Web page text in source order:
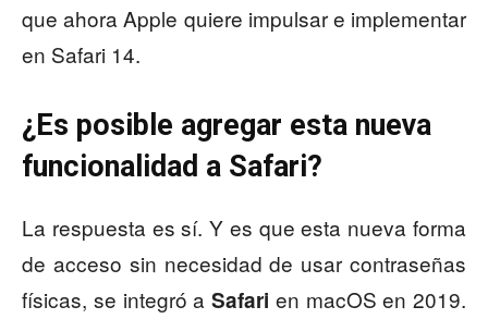
que ahora Apple quiere impulsar e implementar
en Safari 14.
¿Es posible agregar esta nueva
funcionalidad a Safari?
La respuesta es sí. Y es que esta nueva forma
de acceso sin necesidad de usar contraseñas
físicas, se integró a Safari en macOS en 2019.